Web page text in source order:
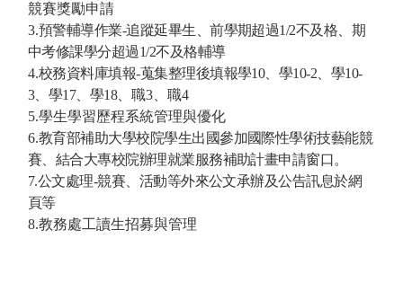
競賽獎勵申請
3.預警輔導作業-追蹤延畢生、前學期超過1/2不及格、期
中考修課學分超過1/2不及格輔導
4.校務資料庫填報-蒐集整理後填報學10、學10-2 、學10-
3、學17、學18、 職3、職4
5.學生學習歷程系統管理與優化
6.教育部補助大學校院學生出國參加國際性學術技藝能競
賽、結合大專校院辦理就業服務補助計畫申請窗口。
7.公文處理-競賽、活動等外來公文承辦及公告訊息於網
頁等
8.教務處工讀生招募與管理